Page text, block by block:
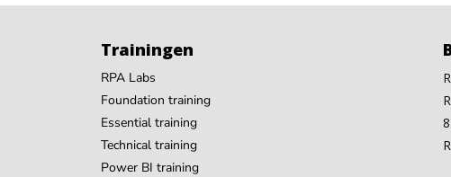
Trainingen
RPA Labs
Foundation training
Essential training
Technical training
Power BI training